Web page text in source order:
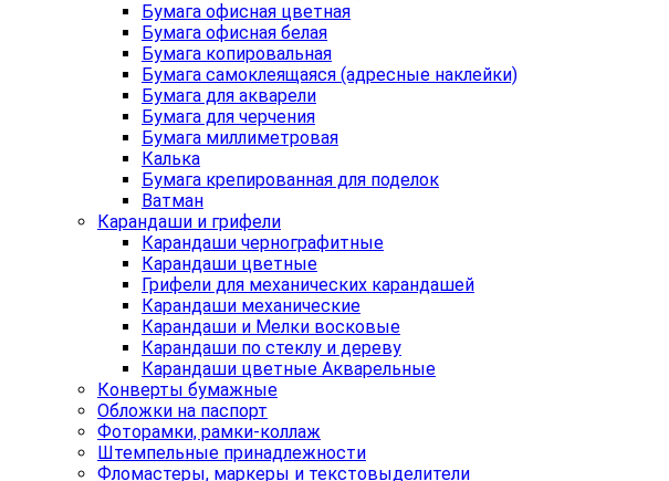
Бумага офисная цветная
Бумага офисная белая
Бумага копировальная
Бумага самоклеящаяся (адресные наклейки)
Бумага для акварели
Бумага для черчения
Бумага миллиметровая
Калька
Бумага крепированная для поделок
Ватман
Карандаши и грифели
Карандаши чернографитные
Карандаши цветные
Грифели для механических карандашей
Карандаши механические
Карандаши и Мелки восковые
Карандаши по стеклу и дереву
Карандаши цветные Акварельные
Конверты бумажные
Обложки на паспорт
Фоторамки, рамки-коллаж
Штемпельные принадлежности
Фломастеры, маркеры и текстовыделители